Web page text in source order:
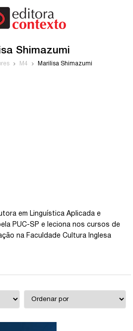
Shimazumi
M4 Marilisa Shimazumi
em Linguística Aplicada e
PUC-SP e leciona nos cursos de
na Faculdade Cultura Inglesa